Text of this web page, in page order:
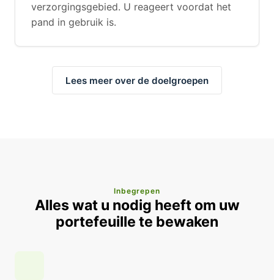
verzorgingsgebied. U reageert voordat het
pand in gebruik is.
Lees meer over de doelgroepen
Inbegrepen
Alles wat u nodig heeft om uw
portefeuille te bewaken